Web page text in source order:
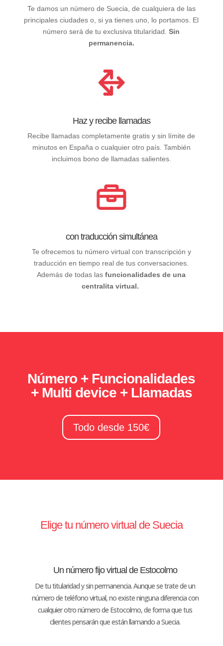
Te damos un número de Suecia, de cualquiera de las
principales ciudades o, si ya tienes uno, lo portamos. El
número será de tu exclusiva titularidad.Sin
permanencia.
Haz y recibe llamadas
Recibe llamadas completamente gratis y sin límite de
minutos en España o cualquier otro país. También
incluimos bono de llamadas salientes.
con traducción simultánea
Te ofrecemos tu número virtual con transcripción y
traducción en tiempo real de tus conversaciones.
Además de todas lasfuncionalidades de una
centralita virtual.
Número + Funcionalidades
+ Multi device + Llamadas
Todo desde 150€
Elige tu número virtual de Suecia
Un número fijo virtual de Estocolmo
De tu titularidad y sin permanencia. Aunque se trate de un
número de teléfono virtual, no existe ninguna diferencia con
cualquier otro número de Estocolmo, de forma que tus
clientes pensarán que están llamando a Suecia.